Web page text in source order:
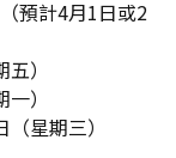
預計4月1日或2
）
）
星期三）